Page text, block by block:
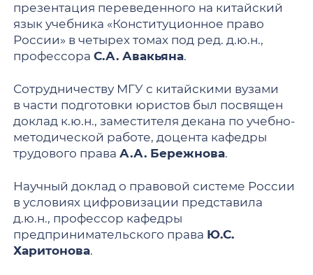
презентация переведенного на китайский
язык учебника «Конституционное право
России» в четырех томах под ред. д.ю.н.,
профессораС.А. Авакьяна.
Сотрудничеству МГУ с китайскими вузами
в части подготовки юристов был посвящен
доклад к.ю.н., заместителя декана по учебно-
методической работе, доцента кафедры
трудового праваА.А. Бережнова.
Научный доклад о правовой системе России
в условиях цифровизации представила
д.ю.н., профессор кафедры
предпринимательского права Ю.С.
Харитонова.